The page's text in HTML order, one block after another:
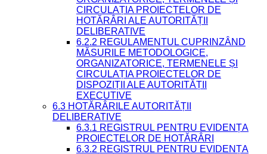
CIRCULAȚIA PROIECTELOR DE
HOTĂRÂRI ALE AUTORITĂȚII
DELIBERATIVE
6.2.2 REGULAMENTUL CUPRINZÂND
MĂSURILE METODOLOGICE,
ORGANIZATORICE, TERMENELE ȘI
CIRCULAȚIA PROIECTELOR DE
DISPOZIȚII ALE AUTORITĂȚII
EXECUTIVE
6.3 HOTĂRÂRILE AUTORITĂȚII
DELIBERATIVE
6.3.1 REGISTRUL PENTRU EVIDENȚA
PROIECTELOR DE HOTĂRÂRI
6.3.2 REGISTRUL PENTRU EVIDENȚA